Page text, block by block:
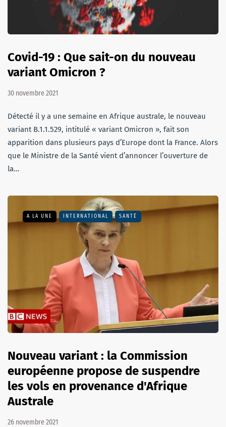
Covid-19 : Que sait-on du nouveau
variant Omicron ?
30 novembre 2021
Détecté il y a une semaine en Afrique australe, le nouveau
variant B.1.1.529, intitulé « variant Omicron », fait son
apparition dans plusieurs pays d’Europe dont la France. Alors
que le Ministre de la Santé vient d’annoncer l’ouverture de
la…
A LA UNE INTERNATIONAL SANTÉ
Nouveau variant : la Commission
européenne propose de suspendre
les vols en provenance d'Afrique
Australe
26 novembre 2021